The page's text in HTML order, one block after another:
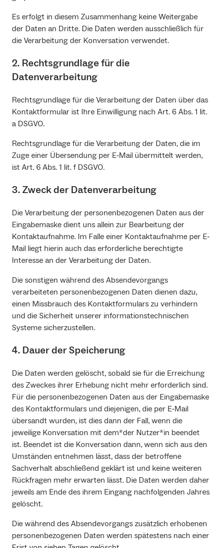
Es erfolgt in diesem Zusammenhang keine Weitergabe
der Daten an Dritte. Die Daten werden ausschließlich für
die Verarbeitung der Konversation verwendet.
2. Rechtsgrundlage für die
Datenverarbeitung
Rechtsgrundlage für die Verarbeitung der Daten über das
Kontaktformular ist Ihre Einwilligung nach Art. 6 Abs. 1 lit.
a DSGVO.
Rechtsgrundlage für die Verarbeitung der Daten, die im
Zuge einer Übersendung per E‐Mail übermittelt werden,
ist Art. 6 Abs. 1 lit. f DSGVO.
3. Zweck der Datenverarbeitung
Die Verarbeitung der personenbezogenen Daten aus der
Eingabemaske dient uns allein zur Bearbeitung der
Kontaktaufnahme. Im Falle einer Kontaktaufnahme per E‐
Mail liegt hierin auch das erforderliche berechtigte
Interesse an der Verarbeitung der Daten.
Die sonstigen während des Absendevorgangs
verarbeiteten personenbezogenen Daten dienen dazu,
einen Missbrauch des Kontaktformulars zu verhindern
und die Sicherheit unserer informationstechnischen
Systeme sicherzustellen.
4. Dauer der Speicherung
Die Daten werden gelöscht, sobald sie für die Erreichung
des Zweckes ihrer Erhebung nicht mehr erforderlich sind.
Für die personenbezogenen Daten aus der Eingabemaske
des Kontaktformulars und diejenigen, die per E‐Mail
übersandt wurden, ist dies dann der Fall, wenn die
jeweilige Konversation mit dem*der Nutzer*in beendet
ist. Beendet ist die Konversation dann, wenn sich aus den
Umständen entnehmen lässt, dass der betroffene
Sachverhalt abschließend geklärt ist und keine weiteren
Rückfragen mehr erwarten lässt. Die Daten werden daher
jeweils am Ende des ihrem Eingang nachfolgenden Jahres
gelöscht.
Die während des Absendevorgangs zusätzlich erhobenen
personenbezogenen Daten werden spätestens nach einer